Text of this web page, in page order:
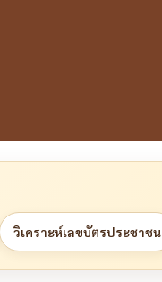
วิเคราะห์เลขบัตรประชาชน